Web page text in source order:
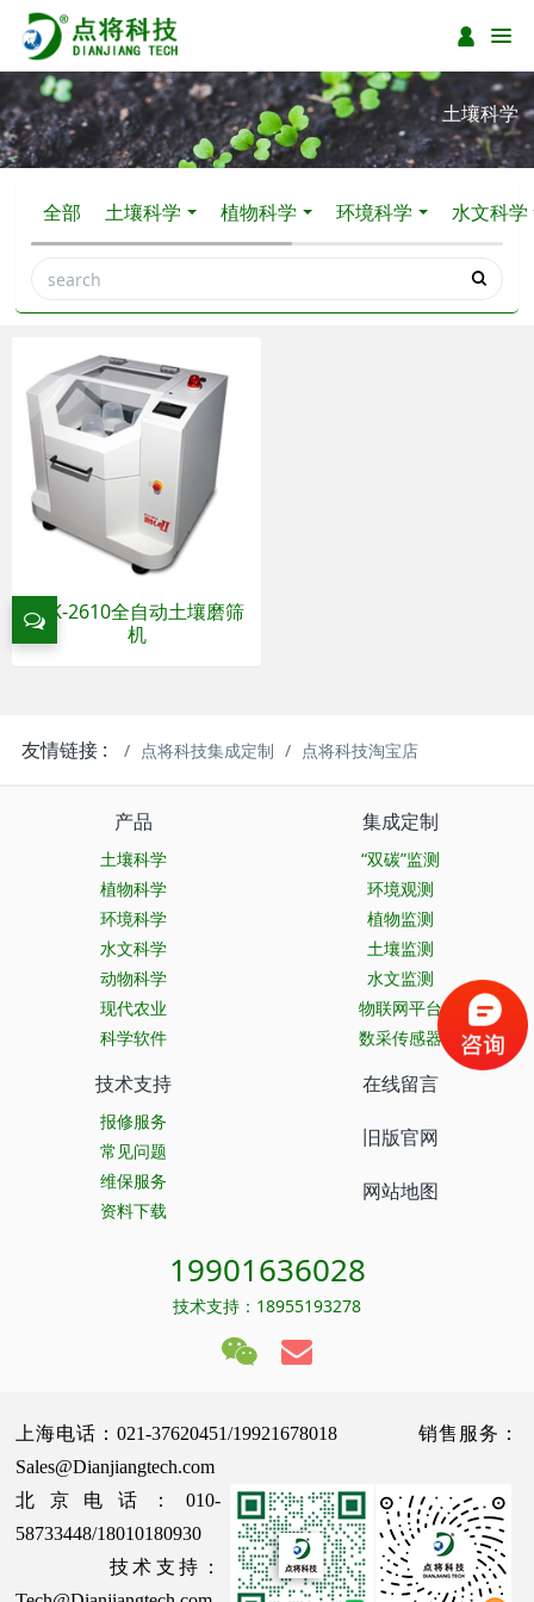
土壤科学
全部 土壤科学 植物科学 环境科学 水文科学
DIK-2610全自动土壤磨筛
机
友情链接 : 点将科技集成定制 点将科技淘宝店
产品
土壤科学
植物科学
环境科学
水文科学
动物科学
现代农业
科学软件
集成定制
“双碳”监测
环境观测
植物监测
土壤监测
水文监测
物联网平台
数采传感器
技术支持
报修服务
常见问题
维保服务
资料下载
在线留言
旧版官网
网站地图
19901636028
技术支持：18955193278
上海电话：021-37620451/19921678018 销售服务：
Sales@Dianjiangtech.com
北京电话：010-
58733448/18010180930
技术支持：